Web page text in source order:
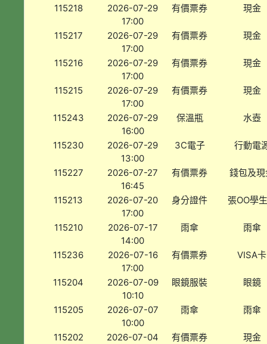
115218
2026-07-29
17:00
有價票券 現金
115217
2026-07-29
17:00
有價票券 現金
115216
2026-07-29
17:00
有價票券 現金
115215
2026-07-29
17:00
有價票券 現金
115243
2026-07-29
16:00
保溫瓶 水壺
115230
2026-07-29
13:00
3C電子 行動電
115227
2026-07-27
16:45
有價票券 錢包及
115213
2026-07-20
17:00
身分證件 張OO學
115210
2026-07-17
14:00
雨傘 雨傘
115236
2026-07-16
17:00
有價票券 VISA卡
115204
2026-07-09
10:10
眼鏡服裝 眼鏡
115205
2026-07-07
10:00
雨傘 雨傘
115202
2026-07-04
有價票券 現金